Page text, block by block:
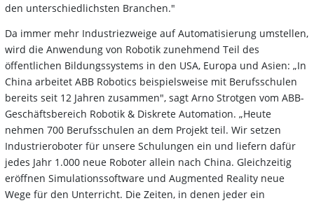
den unterschiedlichsten Branchen."
Da immer mehr Industriezweige auf Automatisierung umstellen,
wird die Anwendung von Robotik zunehmend Teil des
öffentlichen Bildungssystems in den USA, Europa und Asien: „In
China arbeitet ABB Robotics beispielsweise mit Berufsschulen
bereits seit 12 Jahren zusammen", sagt Arno Strotgen vom ABB-
Geschäftsbereich Robotik & Diskrete Automation. „Heute
nehmen 700 Berufsschulen an dem Projekt teil. Wir setzen
Industrieroboter für unsere Schulungen ein und liefern dafür
jedes Jahr 1.000 neue Roboter allein nach China. Gleichzeitig
eröffnen Simulationssoftware und Augmented Reality neue
Wege für den Unterricht. Die Zeiten, in denen jeder ein